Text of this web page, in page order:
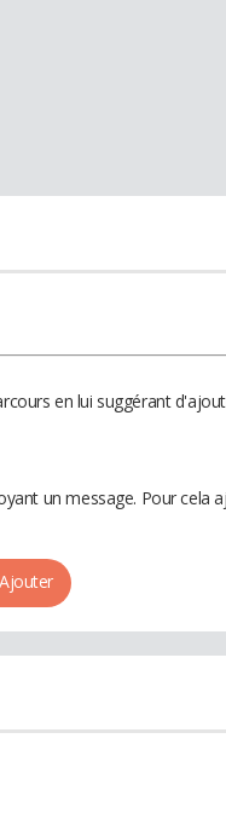
en lui suggérant
un message. Pour cela
Ajouter